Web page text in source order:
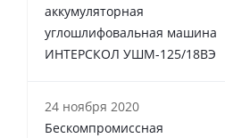
аккумуляторная
углошлифовальная машина
ИНТЕРСКОЛ УШМ-125/18ВЭ
24 ноября 2020
Бескомпромиссная